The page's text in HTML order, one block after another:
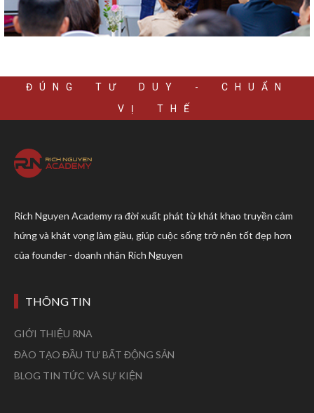
ĐÚNG TƯ DUY - CHUẨN
VỊ THẾ
Rich Nguyen Academy ra đời xuất phát từ khát khao truyền cảm
hứng và khát vọng làm giàu, giúp cuộc sống trở nên tốt đẹp hơn
của founder - doanh nhân Rich Nguyen
THÔNG TIN
GIỚI THIỆU RNA
ĐÀO TẠO ĐẦU TƯ BẤT ĐỘNG SẢN
BLOG TIN TỨC VÀ SỰ KIỆN